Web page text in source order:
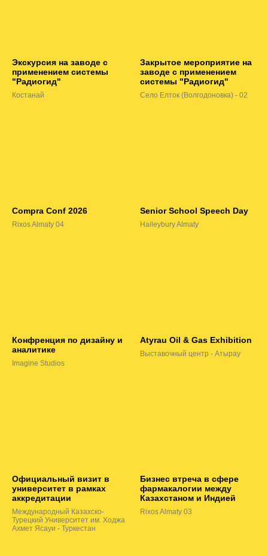
Экскурсия на заводе с
применением системы
"Радиогид"
Костанай
Закрытое мероприятие на
заводе с применением
системы "Радиогид"
Село Елток (Волгодоновка) - 02
Compra Conf 2026
Rixos Almaty 04
Senior School Speech Day
Haileybury Almaty
Конфренция по дизайну и
аналитике
Imagine Studios
Atyrau Oil & Gas Exhibition
Выставочный центр - Атырау
Официальный визит в
университет в рамках
аккредитации
Международный Казахско-
Турецкий Университет им. Ходжа
Ахмет Ясауи - Туркестан
Бизнес втреча в сфере
фармакалогии между
Казахстаном и Индией
Rixos Almaty 03